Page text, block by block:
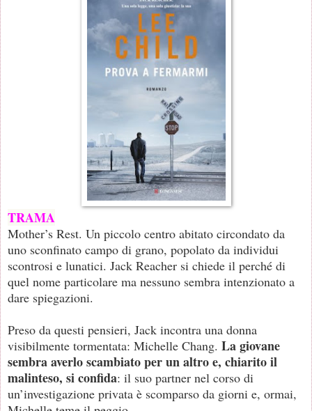
TRAMA
Mother’s Rest. Un piccolo centro abitato circondato da
uno sconfinato campo di grano, popolato da individui
scontrosi e lunatici. Jack Reacher si chiede il perché di
quel nome particolare ma nessuno sembra intenzionato a
dare spiegazioni.
Preso da questi pensieri, Jack incontra una donna
visibilmente tormentata: Michelle Chang. La giovane
sembra averlo scambiato per un altro e, chiarito il
malinteso, si confida: il suo partner nel corso di
un’investigazione privata è scomparso da giorni e, ormai,